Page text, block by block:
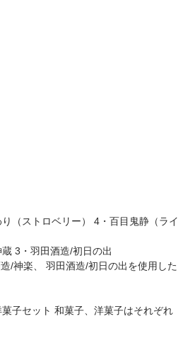
（ストロベリー） 4・百⽬⻤静（ライ
3・⽻⽥酒造/初⽇の出
/神楽、 ⽻⽥酒造/初⽇の出を使⽤した
⼦セット 和菓⼦、洋菓⼦はそれぞれ